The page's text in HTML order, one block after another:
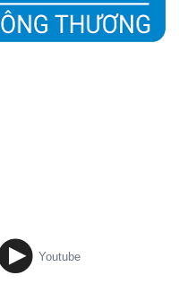
Youtube